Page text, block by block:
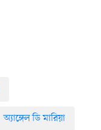
অ্যাঙ্গেল ডি মারিয়া